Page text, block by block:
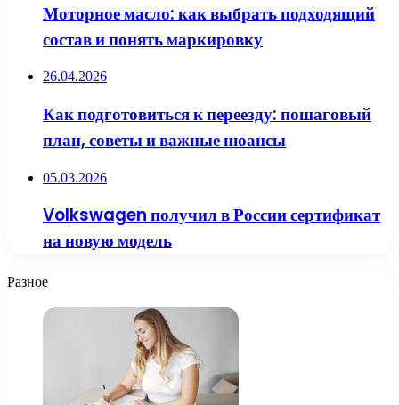
Моторное масло: как выбрать подходящий
состав и понять маркировку
26.04.2026
Как подготовиться к переезду: пошаговый
план, советы и важные нюансы
05.03.2026
Volkswagen получил в России сертификат
на новую модель
Разное